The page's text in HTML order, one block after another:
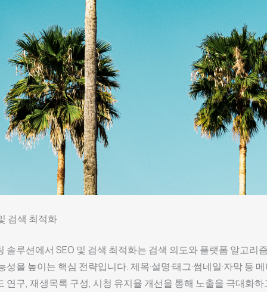
검색 최적화
솔루션에서 SEO 및 검색 최적화는 검색 의도와 플랫폼 알고리
성을 높이는 핵심 전략입니다. 제목·설명·태그·썸네일·자막 등
연구, 재생목록 구성, 시청 유지율 개선을 통해 노출을 극대화